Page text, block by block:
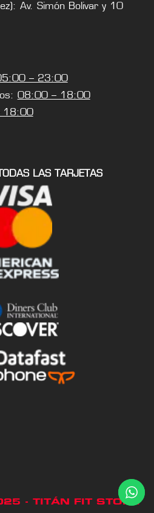
Av. Simón Bolivar y 10
– 23:00
08:00 – 18:00
18:00
LAS TARJETAS
- TITÁN FIT STORE